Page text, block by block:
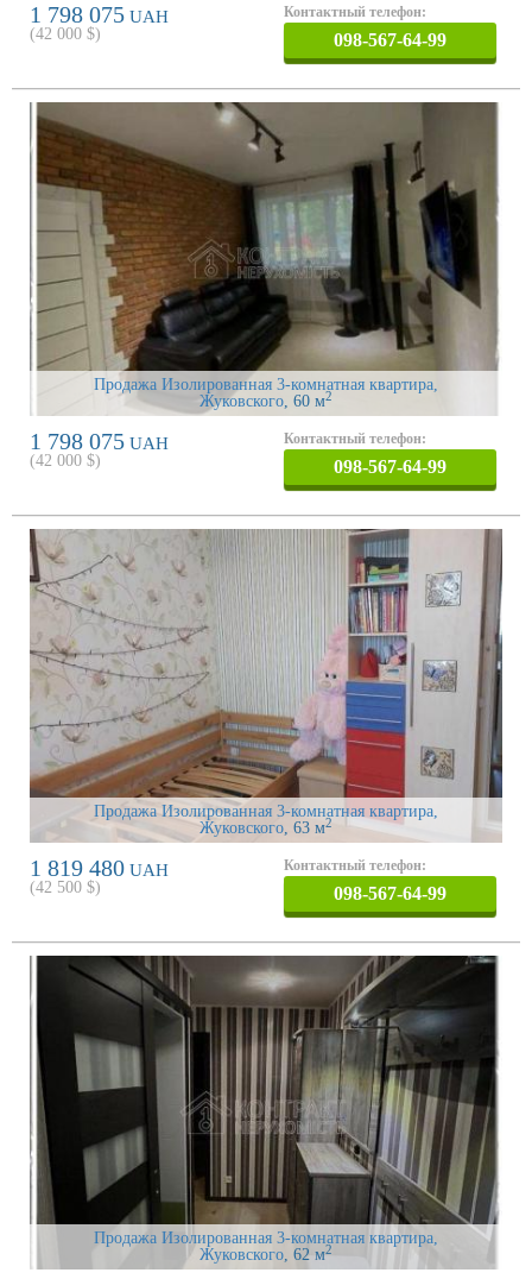
1 798 075 UAH
(42 000 $)
Контактный телефон:
098-567-64-99
Продажа Изолированная 3-комнатная квартира,
Жуковского, 60 м2
1 798 075 UAH
(42 000 $)
Контактный телефон:
098-567-64-99
Продажа Изолированная 3-комнатная квартира,
Жуковского, 63 м2
1 819 480 UAH
(42 500 $)
Контактный телефон:
098-567-64-99
Продажа Изолированная 3-комнатная квартира,
Жуковского , 62 м2